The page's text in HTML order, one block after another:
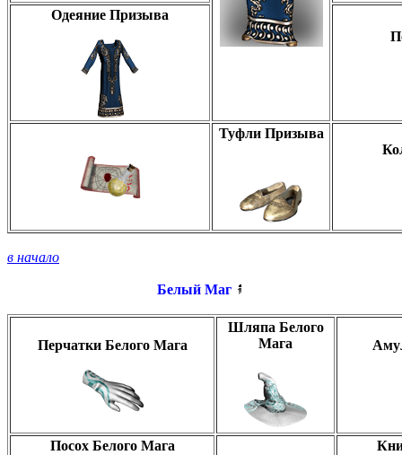
Одеяние Призыва
Туфли Призыва
в начало
Белый Маг
Перчатки Белого Мага
Шляпа Белого
Мага
Посох Белого Мага